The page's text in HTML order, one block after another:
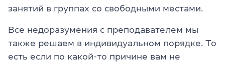
занятий в группах со свободными местами.
Все недоразумения с преподавателем мы
также решаем в индивидуальном порядке. То
есть если по какой-то причине вам не